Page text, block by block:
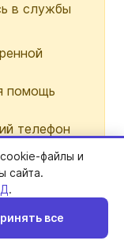
в службы
помощь
телефон
включая
файлы и
сайта.
.
все